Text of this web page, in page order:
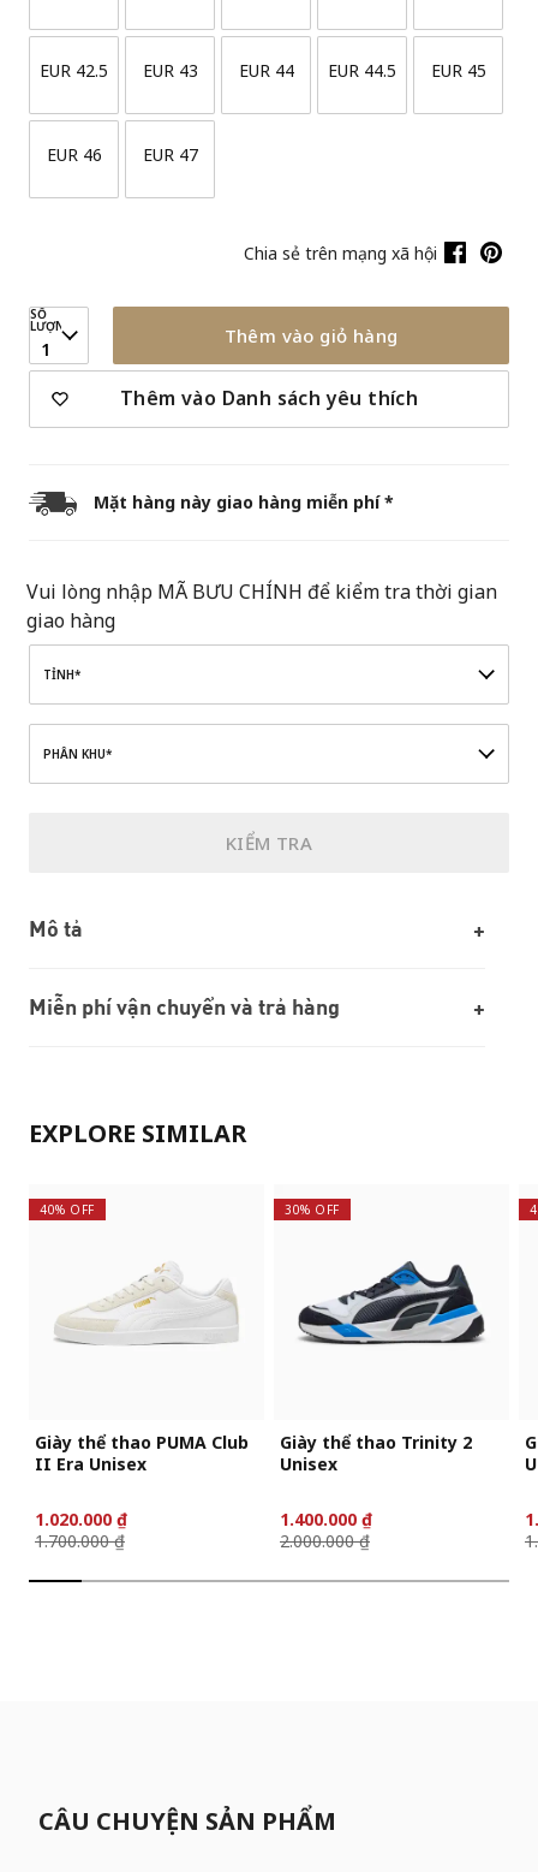
EUR 42.5 EUR 43 EUR 44 EUR 44.5 EUR 45
EUR 46 EUR 47
Chia sẻ trên mạng xã hội
SỐ
LƯỢNG
1
Thêm vào giỏ hàng
Thêm vào Danh sách yêu thích
Mặt hàng này giao hàng miễn phí *
Vui lòng nhập MÃ BƯU CHÍNH để kiểm tra thời gian
giao hàng
TỈNH*
PHÂN KHU*
KIỂM TRA
Mô tả
Miễn phí vận chuyển và trả hàng
EXPLORE SIMILAR
40% OFF
Giày thể thao PUMA Club
II Era Unisex
1.020.000 ₫
1.700.000 ₫
30% OFF
Giày thể thao Trinity 2
Unisex
1.400.000 ₫
2.000.000 ₫
CÂU CHUYỆN SẢN PHẨM